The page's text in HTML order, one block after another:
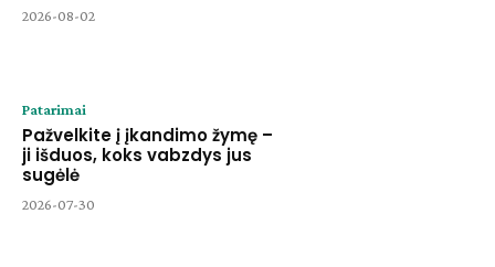
2026-08-02
Patarimai
Pažvelkite į įkandimo žymę –
ji išduos, koks vabzdys jus
sugėlė
2026-07-30